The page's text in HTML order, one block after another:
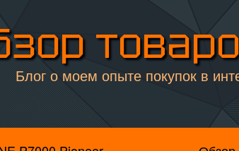
Блог о моем опыте покупок в